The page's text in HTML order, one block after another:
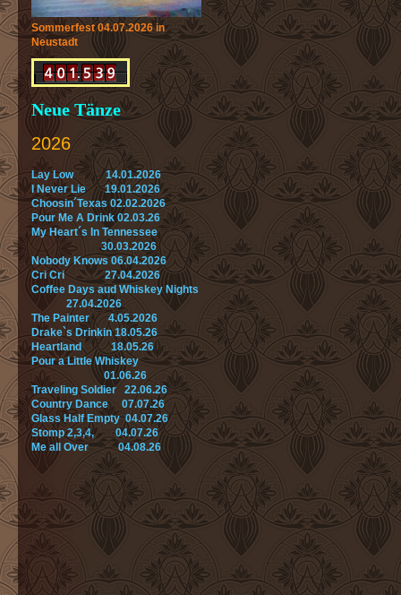
Sommerfest 04.07.2026 in
Neustadt
Neue Tänze
2026
Lay Low 14.01.2026
I Never Lie 19.01.2026
Choosin´Texas 02.02.2026
Pour Me A Drink 02.03.26
My Heart´s In Tennessee
30.03.2026
Nobody Knows 06.04.2026
Cri Cri 27.04.2026
Coffee Days aud Whiskey Nights
27.04.2026
The Painter 4.05.2026
Drake`s Drinkin 18.05.26
Heartland 18.05.26
Pour a Little Whiskey
01.06.26
Traveling Soldier 22.06.26
Country Dance 07.07.26
Glass Half Empty 04.07.26
Stomp 2,3,4, 04.07.26
Me all Over 04.08.26